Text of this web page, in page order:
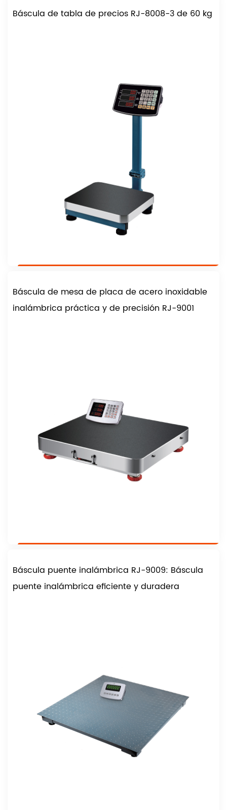
Báscula de tabla de precios RJ-8008-3 de 60 kg
Báscula de mesa de placa de acero inoxidable
inalámbrica práctica y de precisión RJ-9001
Báscula puente inalámbrica RJ-9009: Báscula
puente inalámbrica eficiente y duradera